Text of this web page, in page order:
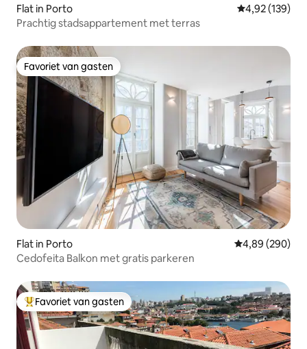
Flat in Porto Gemiddelde
4,92 (139)
Prachtig stadsappartement met terras
Favoriet van gasten
Favoriet van gasten
Flat in Porto Gemiddelde
4,89 (290)
Cedofeita Balkon met gratis parkeren
Topfavoriet van gasten
Favoriet van gasten